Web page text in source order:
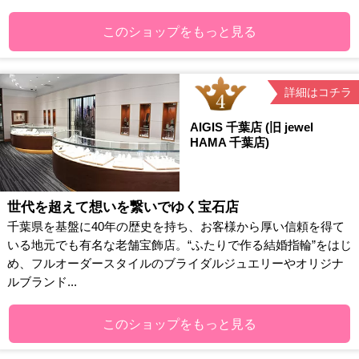
このショップをもっと見る
詳細はコチラ
AIGIS 千葉店 (旧 jewel
HAMA 千葉店)
世代を超えて想いを繋いでゆく宝石店
千葉県を基盤に40年の歴史を持ち、お客様から厚い信頼を得て
いる地元でも有名な老舗宝飾店。“ふたりで作る結婚指輪”をはじ
め、フルオーダースタイルのブライダルジュエリーやオリジナ
ルブランド...
このショップをもっと見る